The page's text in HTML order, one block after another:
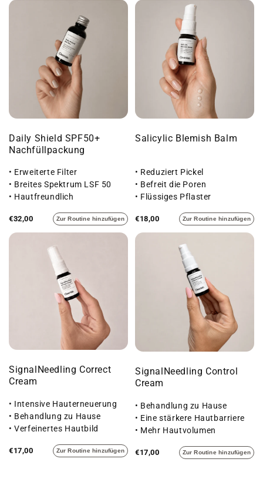
Daily Shield SPF50+
Nachfüllpackung
• Erweiterte Filter
• Breites Spektrum LSF 50
• Hautfreundlich
€32,00 Zur Routine hinzufügen
Salicylic Blemish Balm
• Reduziert Pickel
• Befreit die Poren
• Flüssiges Pflaster
€18,00 Zur Routine hinzufügen
SignalNeedling Correct
Cream
• Intensive Hauterneuerung
• Behandlung zu Hause
• Verfeinertes Hautbild
€17,00 Zur Routine hinzufügen
SignalNeedling Control
Cream
• Behandlung zu Hause
• Eine stärkere Hautbarriere
• Mehr Hautvolumen
€17,00 Zur Routine hinzufügen